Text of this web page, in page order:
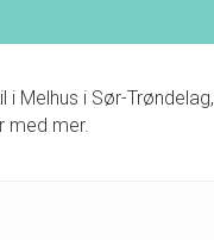
i Melhus i Sør-
med mer.